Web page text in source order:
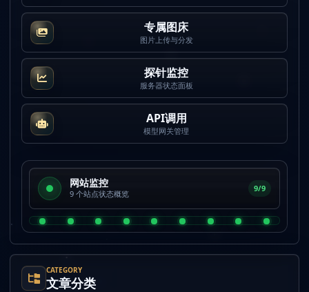
专属图床
图片上传与分发
探针监控
服务器状态面板
API调用
模型网关管理
网站监控
9 个站点状态概览
9/9
CATEGORY
文章分类